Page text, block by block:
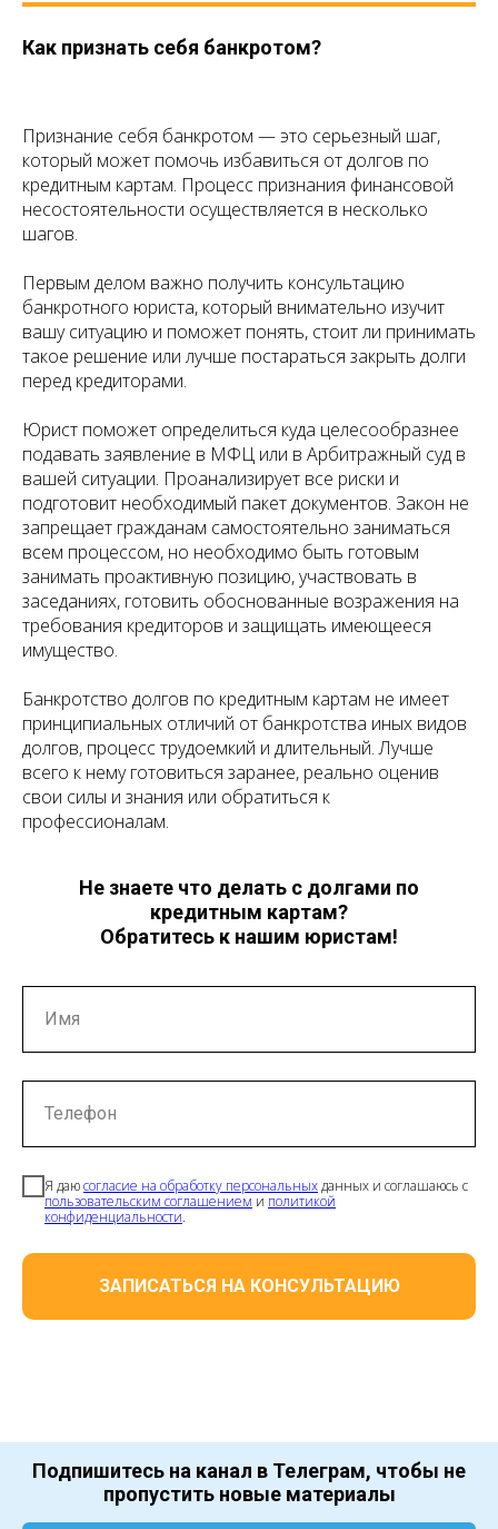
Как признать себя банкротом?
Признание себя банкротом — это серьезный шаг,
который может помочь избавиться от долгов по
кредитным картам. Процесс признания финансовой
несостоятельности осуществляется в несколько
шагов.
Первым делом важно получить консультацию
банкротного юриста, который внимательно изучит
вашу ситуацию и поможет понять, стоит ли принимать
такое решение или лучше постараться закрыть долги
перед кредиторами.
Юрист поможет определиться куда целесообразнее
подавать заявление в МФЦ или в Арбитражный суд в
вашей ситуации. Проанализирует все риски и
подготовит необходимый пакет документов. Закон не
запрещает гражданам самостоятельно заниматься
всем процессом, но необходимо быть готовым
занимать проактивную позицию, участвовать в
заседаниях, готовить обоснованные возражения на
требования кредиторов и защищать имеющееся
имущество.
Банкротство долгов по кредитным картам не имеет
принципиальных отличий от банкротства иных видов
долгов, процесс трудоемкий и длительный. Лучше
всего к нему готовиться заранее, реально оценив
свои силы и знания или обратиться к
профессионалам.
Не знаете что делать с долгами по
кредитным картам?
Обратитесь к нашим юристам!
Имя
Телефон
Я даюсогласие на обработку персональныхданных и соглашаюсь с
пользовательским соглашением и политикой
конфиденциальности.
ЗАПИСАТЬСЯ НА КОНСУЛЬТАЦИЮ
Подпишитесь на канал в Телеграм, чтобы не
пропустить новые материалы